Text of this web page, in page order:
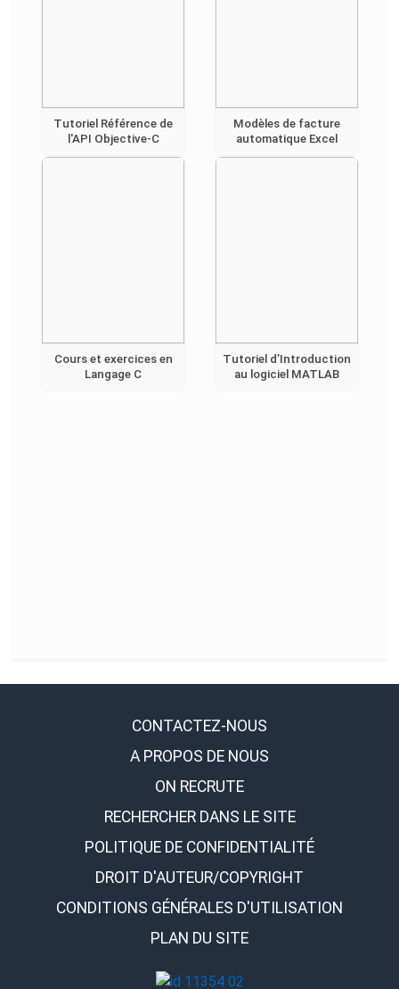
Tutoriel Référence de
l'API Objective-C
Modèles de facture
automatique Excel
Cours et exercices en
Langage C
Tutoriel d’Introduction
au logiciel MATLAB
CONTACTEZ-NOUS
A PROPOS DE NOUS
ON RECRUTE
RECHERCHER DANS LE SITE
POLITIQUE DE CONFIDENTIALITÉ
DROIT D'AUTEUR/COPYRIGHT
CONDITIONS GÉNÉRALES D'UTILISATION
PLAN DU SITE